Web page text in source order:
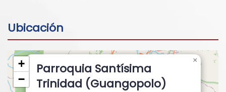
Ubicación
Parroquia Santísima
Trinidad (Guangopolo)
×
+
−